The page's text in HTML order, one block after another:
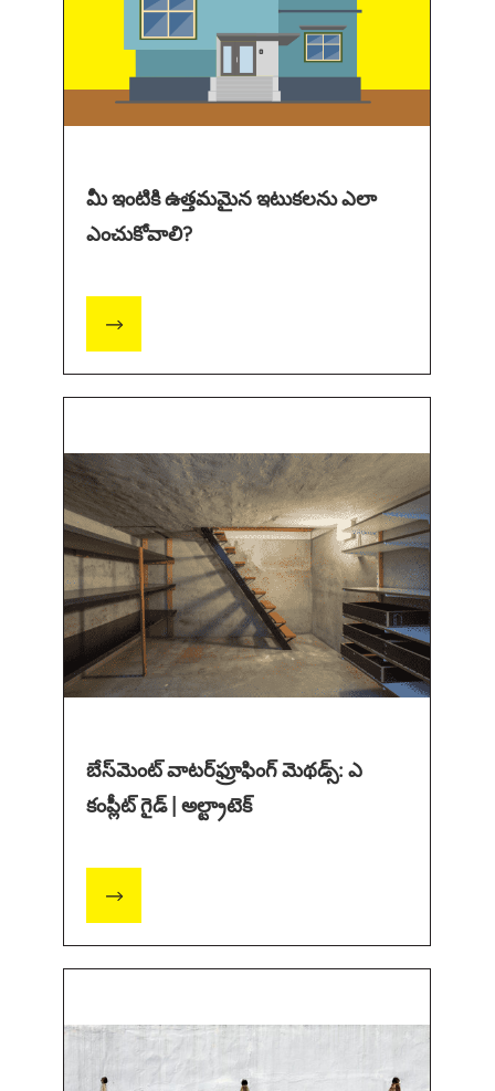
మీ ఇంటికి ఉత్తమమైన ఇటుకలను ఎలా
ఎంచుకోవాలి?
బేస్‌మెంట్ వాటర్‌ఫ్రూఫింగ్ మెథడ్స్: ఎ
కంప్లీట్ గైడ్ | అల్ట్రాటెక్